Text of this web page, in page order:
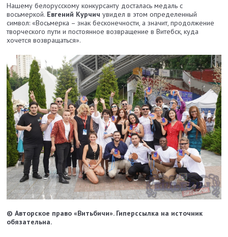
Нашему белорусскому конкурсанту досталась медаль с
восьмеркой. Евгений Курчич увидел в этом определенный
символ: «Восьмерка – знак бесконечности, а значит, продолжение
творческого пути и постоянное возвращение в Витебск, куда
хочется возвращаться».
© Авторское право «Витьбичи». Гиперссылка на источник
обязательна.